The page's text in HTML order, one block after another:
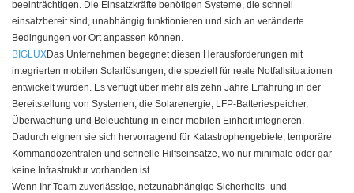
beeinträchtigen. Die Einsatzkräfte benötigen Systeme, die schnell
einsatzbereit sind, unabhängig funktionieren und sich an veränderte
Bedingungen vor Ort anpassen können.
BIGLUXDas Unternehmen begegnet diesen Herausforderungen mit
integrierten mobilen Solarlösungen, die speziell für reale Notfallsituationen
entwickelt wurden. Es verfügt über mehr als zehn Jahre Erfahrung in der
Bereitstellung von Systemen, die Solarenergie, LFP-Batteriespeicher,
Überwachung und Beleuchtung in einer mobilen Einheit integrieren.
Dadurch eignen sie sich hervorragend für Katastrophengebiete, temporäre
Kommandozentralen und schnelle Hilfseinsätze, wo nur minimale oder gar
keine Infrastruktur vorhanden ist.
Wenn Ihr Team zuverlässige, netzunabhängige Sicherheits- und